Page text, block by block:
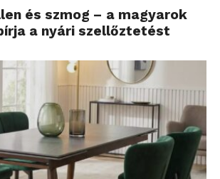
és szmog – a magyarok
a nyári szellőztetést